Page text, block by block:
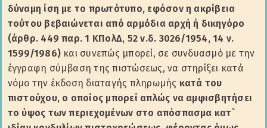
δύναμη ίση με το πρωτότυπο, εφόσον η ακρίβεια
τούτου βεβαιώνεται από αρμόδια αρχή ή δικηγόρο
(άρθρ. 449 παρ. 1 ΚΠολΔ, 52 ν.δ. 3026/1954, 14 ν.
1599/1986) και συνεπώς μπορεί, σε συνδυασμό με την
έγγραφη σύμβαση της πιστώσεως, να στηρίξει κατά
νόμο την έκδοση διαταγής πληρωμής κατά του
πιστούχου, ο οποίος μπορεί απλώς να αμφισβητήσει
το ύψος των περιεχομένων στο απόσπασμα κατ`